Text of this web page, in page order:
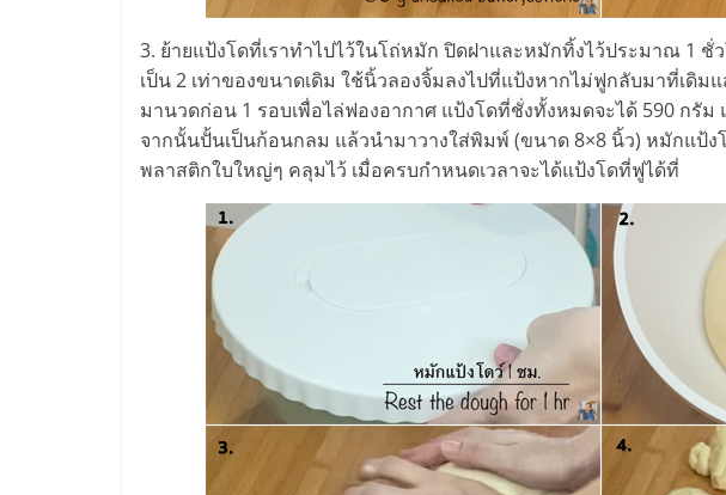
ปรึกษา
การ
ลงทุน
และ
ขยาย
3. ย้ายแป้งโดที่เราทำไปไว้ในโถ่หมัก ปิดฝาและหมักทิ้งไว้ประมาณ 1 ชั่
เป็น 2 เท่าของขนาดเดิม ใช้นิ้วลองจิ้มลงไปที่แป้งหากไม่ฟูกลับมาที่เดิม
มานวดก่อน 1 รอบเพื่อไล่ฟองอากาศ แป้งโดที่ชั่งทั้งหมดจะได้ 590 กรั
จากนั้นปั้นเป็นก้อนกลม แล้วนำมาวางใส่พิมพ์ (ขนาด 8×8 นิ้ว) หมักแป้ง
พลาสติกใบใหญ่ๆ คลุมไว้ เมื่อครบกำหนดเวลาจะได้แป้งโดที่ฟูได้ที่